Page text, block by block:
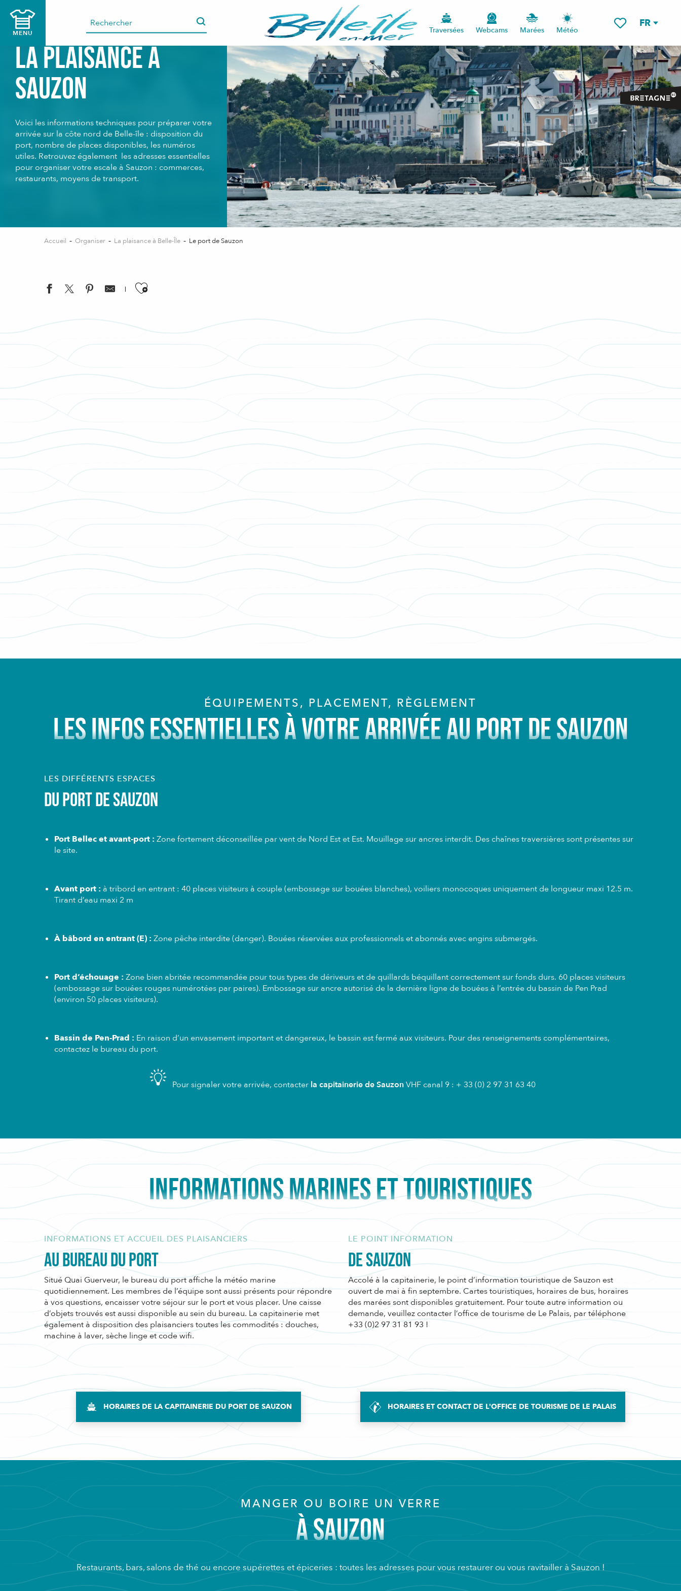
contenu
FR
MENU Traversées Webcams Marées Météo
La plaisance à
Sauzon
Voici les informations techniques pour préparer votre
arrivée sur la côte nord de Belle-île : disposition du
port, nombre de places disponibles, les numéros
utiles. Retrouvez également les adresses essentielles
pour organiser votre escale à Sauzon : commerces,
restaurants, moyens de transport.
Accueil Organiser La plaisance à Belle-Île Le port de Sauzon
Ajouter aux favoris
ÉQUIPEMENTS, PLACEMENT, RÈGLEMENT
LES INFOS ESSENTIELLES À VOTRE ARRIVÉE AU PORT DE SAUZON
LES DIFFÉRENTS ESPACES
Du Port de Sauzon
Port Bellec et avant-port : Zone fortement déconseillée par vent de Nord Est et Est. Mouillage sur ancres interdit. Des chaînes traversières sont présentes sur
le site.
Avant port : à tribord en entrant : 40 places visiteurs à couple (embossage sur bouées blanches), voiliers monocoques uniquement de longueur maxi 12.5 m.
Tirant d’eau maxi 2 m
À bâbord en entrant (E) : Zone pêche interdite (danger). Bouées réservées aux professionnels et abonnés avec engins submergés.
Port d’échouage : Zone bien abritée recommandée pour tous types de dériveurs et de quillards béquillant correctement sur fonds durs. 60 places visiteurs
(embossage sur bouées rouges numérotées par paires). Embossage sur ancre autorisé de la dernière ligne de bouées à l’entrée du bassin de Pen Prad
(environ 50 places visiteurs).
Bassin de Pen-Prad : En raison d’un envasement important et dangereux, le bassin est fermé aux visiteurs. Pour des renseignements complémentaires,
contactez le bureau du port.
Pour signaler votre arrivée, contacter la capitainerie de SauzonVHF canal 9 : + 33 (0) 2 97 31 63 40
INFORMATIONS MARINES ET TOURISTIQUES
INFORMATIONS ET ACCUEIL DES PLAISANCIERS
Au bureau du port
Situé Quai Guerveur, le bureau du port affiche la météo marine
quotidiennement. Les membres de l’équipe sont aussi présents pour répondre
à vos questions, encaisser votre séjour sur le port et vous placer. Une caisse
d’objets trouvés est aussi disponible au sein du bureau. La capitainerie met
également à disposition des plaisanciers toutes les commodités : douches,
machine à laver, sèche linge et code wifi.
LE POINT INFORMATION
De Sauzon
Accolé à la capitainerie, le point d’information touristique de Sauzon est
ouvert de mai à fin septembre. Cartes touristiques, horaires de bus, horaires
des marées sont disponibles gratuitement. Pour toute autre information ou
demande, veuillez contacter l’office de tourisme de Le Palais, par téléphone
+33 (0)2 97 31 81 93 !
HORAIRES DE LA CAPITAINERIE DU PORT DE SAUZON HORAIRES ET CONTACT DE L'OFFICE DE TOURISME DE LE PALAIS
MANGER OU BOIRE UN VERRE
À SAUZON
Restaurants, bars, salons de thé ou encore supérettes et épiceries : toutes les adresses pour vous restaurer ou vous ravitailler à Sauzon !